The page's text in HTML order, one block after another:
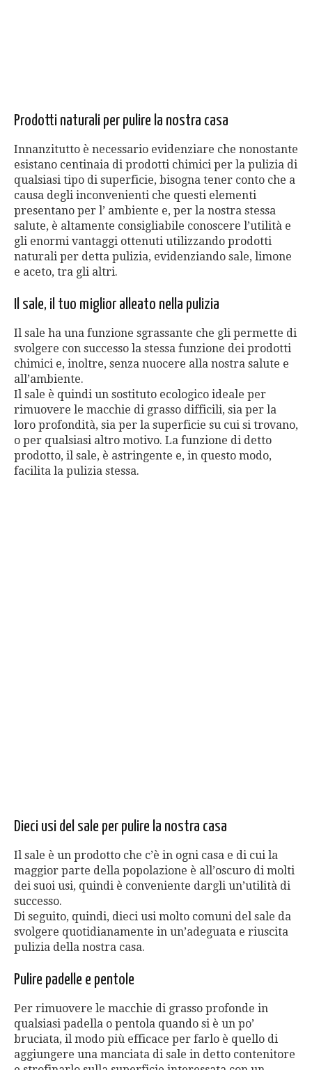
Prodotti naturali per pulire la nostra casa
Innanzitutto è necessario evidenziare che nonostante
esistano centinaia di prodotti chimici per la pulizia di
qualsiasi tipo di superficie, bisogna tener conto che a
causa degli inconvenienti che questi elementi
presentano per l’ ambiente e, per la nostra stessa
salute, è altamente consigliabile conoscere l’utilità e
gli enormi vantaggi ottenuti utilizzando prodotti
naturali per detta pulizia, evidenziando sale, limone
e aceto, tra gli altri.
Il sale, il tuo miglior alleato nella pulizia
Il sale ha una funzione sgrassante che gli permette di
svolgere con successo la stessa funzione dei prodotti
chimici e, inoltre, senza nuocere alla nostra salute e
all’ambiente.
Il sale è quindi un sostituto ecologico ideale per
rimuovere le macchie di grasso difficili, sia per la
loro profondità, sia per la superficie su cui si trovano,
o per qualsiasi altro motivo. La funzione di detto
prodotto, il sale, è astringente e, in questo modo,
facilita la pulizia stessa.
Dieci usi del sale per pulire la nostra casa
Il sale è un prodotto che c’è in ogni casa e di cui la
maggior parte della popolazione è all’oscuro di molti
dei suoi usi, quindi è conveniente dargli un’utilità di
successo.
Di seguito, quindi, dieci usi molto comuni del sale da
svolgere quotidianamente in un’adeguata e riuscita
pulizia della nostra casa.
Pulire padelle e pentole
Per rimuovere le macchie di grasso profonde in
qualsiasi padella o pentola quando si è un po’
bruciata, il modo più efficace per farlo è quello di
aggiungere una manciata di sale in detto contenitore